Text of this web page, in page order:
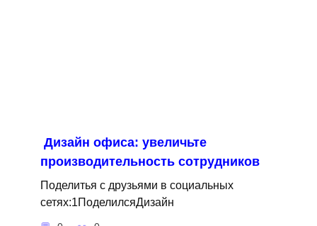
Дизайн офиса: увеличьте
производительность сотрудников
Поделитья с друзьями в социальных
сетях:1ПоделилсяДизайн